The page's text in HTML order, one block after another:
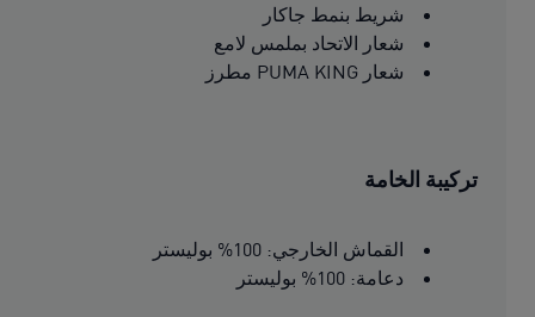
شريط بنمط جاكار
شعار الاتحاد بملمس لامع
شعار PUMA KING مطرز
تركيبة الخامة
القماش الخارجي: 100% بوليستر
دعامة: 100% بوليستر